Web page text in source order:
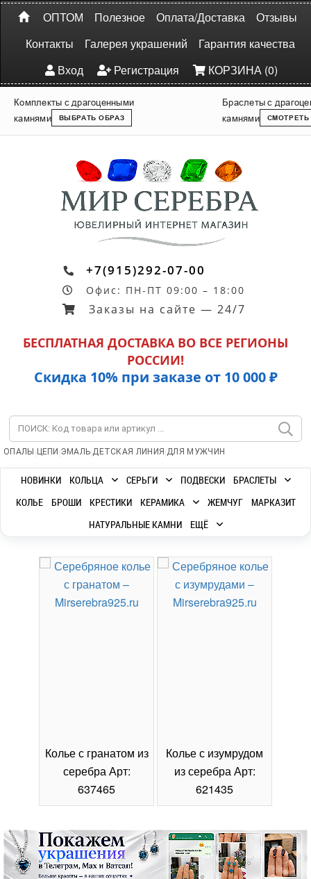
ОПТОМ Полезное Оплата/Доставка
Отзывы
Контакты
Галерея украшений
Гарантия качества
Вход
Регистрация КОРЗИНА (0)
Комплекты с драгоценными
камнями
ВЫБРАТЬ ОБРАЗ
Браслеты с
камнями
СМОТРЕТЬ
+7(915)292-07-00
Офис: ПН-ПТ 09:00 – 18:00
Заказы на сайте — 24/7
БЕСПЛАТНАЯ ДОСТАВКА ВО ВСЕ РЕГИОНЫ
РОССИИ!
Скидка 10% при заказе от 10 000 ₽
ОПАЛЫ | ЦЕПИ |ЭМАЛЬ|ДЕТСКАЯ ЛИНИЯ |ДЛЯ МУЖЧИН
НОВИНКИ КОЛЬЦА СЕРЬГИ ПОДВЕСКИ
БРАСЛЕТЫ
КОЛЬЕ
БРОШИ КРЕСТИКИ КЕРАМИКА ЖЕМЧУГ
МАРКАЗИТ
НАТУРАЛЬНЫЕ КАМНИ
ЕЩЁ
Колье с гранатом из
серебра Арт:
637465
Колье с изумрудом
из серебра Арт:
621435